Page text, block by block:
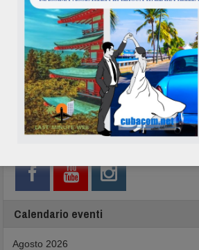
Network
Calendario eventi
Agosto 2026